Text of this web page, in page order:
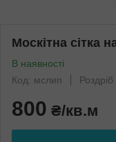
Москітна сітка
В наявності
Код: мслип
Роздріб
800 ₴/кв.м